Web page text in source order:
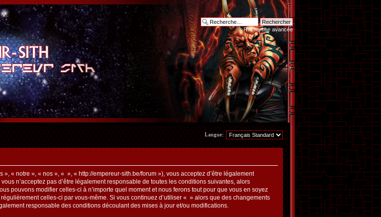
Recherche avancée
Langue:
« notre », « nos », « », « http://empereur-sith.be/forum »), vous acceptez d’être légalement
n’acceptez pas d’être légalement responsable de toutes les conditions suivantes, alors
pouvons modifier celles-ci à n’importe quel moment et nous ferons tout pour que vous en soyez
celles-ci par vous-même. Si vous continuez d’utiliser « » alors que des changements
responsable des conditions découlant des mises à jour et/ou modifications.